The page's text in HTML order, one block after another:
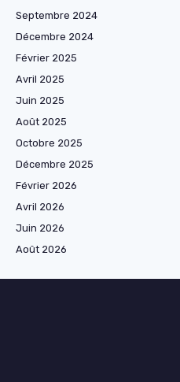
Septembre 2024
Décembre 2024
Février 2025
Avril 2025
Juin 2025
Août 2025
Octobre 2025
Décembre 2025
Février 2026
Avril 2026
Juin 2026
Août 2026